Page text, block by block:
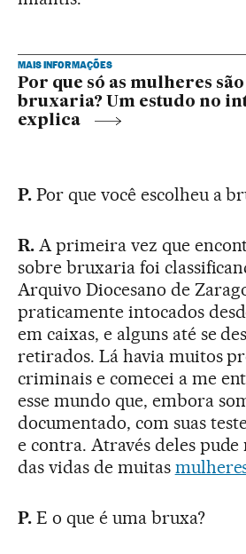
MAIS INFORMAÇÕES
Por que só as mulheres
bruxaria? Um estudo no
explica
P. Por que você escolheu a
R. A primeira vez que
sobre bruxaria foi
Arquivo Diocesano de
praticamente intocados
em caixas, e alguns até se
retirados. Lá havia muitos
criminais e comecei a me
esse mundo que, embora
documentado, com suas
e contra. Através deles
das vidas de muitas
P. E o que é uma bruxa?